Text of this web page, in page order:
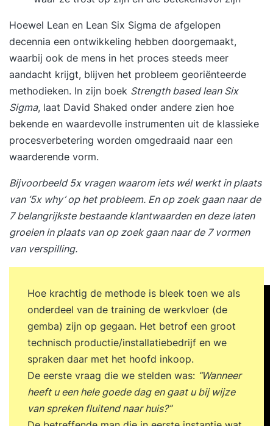
Hoewel Lean en Lean Six Sigma de afgelopen
decennia een ontwikkeling hebben doorgemaakt,
waarbij ook de mens in het proces steeds meer
aandacht krijgt, blijven het probleem georiënteerde
methodieken. In zijn boek Strength based lean Six
Sigma, laat David Shaked onder andere zien hoe
bekende en waardevolle instrumenten uit de klassieke
procesverbetering worden omgedraaid naar een
waarderende vorm.
Bijvoorbeeld 5x vragen waarom iets wél werkt in plaats
van ‘5x why’ op het probleem. En op zoek gaan naar de
7 belangrijkste bestaande klantwaarden en deze laten
groeien in plaats van op zoek gaan naar de 7 vormen
van verspilling.
Hoe krachtig de methode is bleek toen we als
onderdeel van de training de werkvloer (de
gemba) zijn op gegaan. Het betrof een groot
technisch productie/installatiebedrijf en we
spraken daar met het hoofd inkoop.
De eerste vraag die we stelden was: “Wanneer
heeft u een hele goede dag en gaat u bij wijze
van spreken fluitend naar huis?”